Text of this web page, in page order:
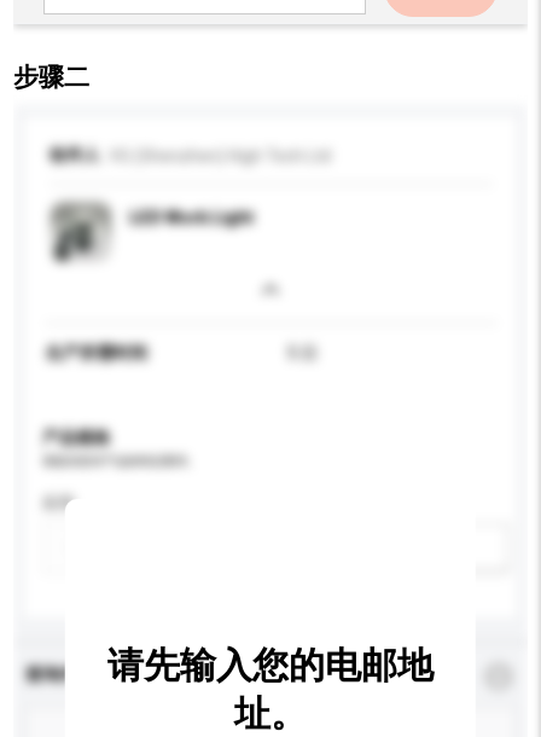
步骤二
收件人
LED Work Light
生产所需时间
产品规格
应用
查询内容 *必须填写
请先输入您的电邮地
址。